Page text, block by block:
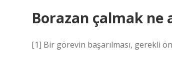
Borazan çalmak ne
[1] Bir görevin başarılması, gerekli